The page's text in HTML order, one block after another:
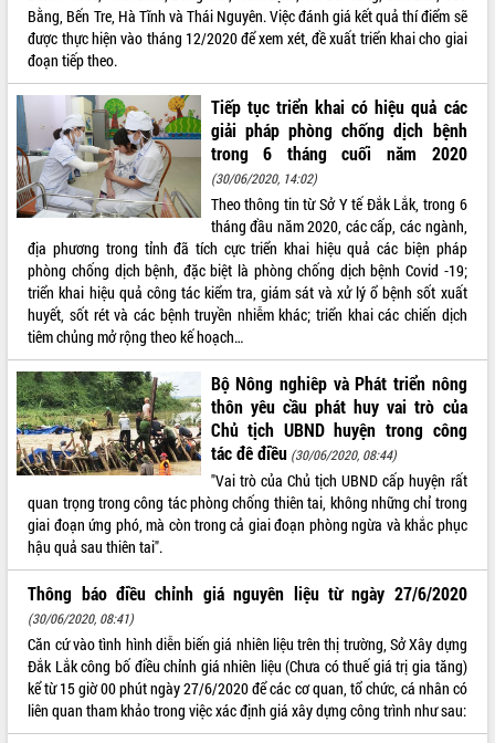
THÔNG TIN CHỈ ĐẠO ĐIỀU HÀNH
HỆ THỐNG VĂN BẢN
VĂN BẢN HĐND TỈNH
ĐIỂM TIN VĂN BẢN
QUY HOẠCH - KẾ HOẠCH
VIDEO
Không có file video nào để phát.
ALBUM ẢNH
Bằng, Bến Tre, Hà Tĩnh và Thái Nguyên. Việc đánh giá kết quả thí điểm sẽ
được thực hiện vào tháng 12/2020 để xem xét, đề xuất triển khai cho giai
đoạn tiếp theo.
Tiếp tục triển khai có hiệu quả các
giải pháp phòng chống dịch bệnh
trong 6 tháng cuối năm 2020
(30/06/2020, 14:02)
Theo thông tin từ Sở Y tế Đắk Lắk, trong 6
tháng đầu năm 2020, các cấp, các ngành,
địa phương trong tỉnh đã tích cực triển khai hiệu quả các biện pháp
phòng chống dịch bệnh, đặc biệt là phòng chống dịch bệnh Covid -19;
triển khai hiệu quả công tác kiểm tra, giám sát và xử lý ổ bệnh sốt xuất
huyết, sốt rét và các bệnh truyền nhiễm khác; triển khai các chiến dịch
tiêm chủng mở rộng theo kế hoạch…
Bộ Nông nghiêp và Phát triển nông
thôn yêu cầu phát huy vai trò của
Chủ tịch UBND huyện trong công
tác đê điều (30/06/2020, 08:44)
"Vai trò của Chủ tịch UBND cấp huyện rất
quan trọng trong công tác phòng chống thiên tai, không những chỉ trong
giai đoạn ứng phó, mà còn trong cả giai đoạn phòng ngừa và khắc phục
hậu quả sau thiên tai".
Thông báo điều chỉnh giá nguyên liệu từ ngày 27/6/2020
(30/06/2020, 08:41)
Căn cứ vào tình hình diễn biến giá nhiên liệu trên thị trường, Sở Xây dựng
Đắk Lắk công bố điều chỉnh giá nhiên liệu (Chưa có thuế giá trị gia tăng)
kể từ 15 giờ 00 phút ngày 27/6/2020 để các cơ quan, tổ chức, cá nhân có
liên quan tham khảo trong việc xác định giá xây dựng công trình như sau: